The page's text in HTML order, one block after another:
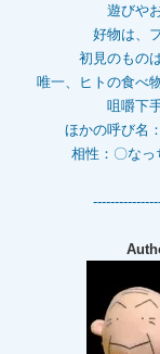
遊びや
好物は、
初見のもの
唯一、ヒトの食べ
咀嚼下
ほかの呼び名
相性：〇な